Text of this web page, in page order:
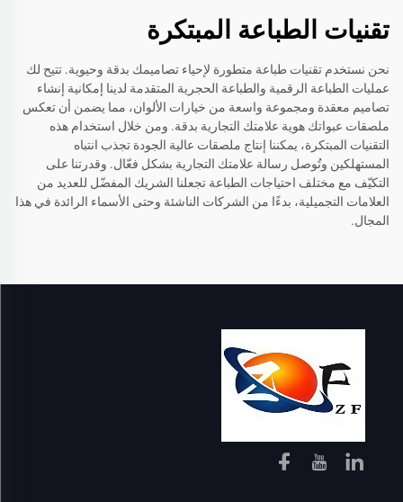
تقنيات الطباعة المبتكرة
نحن نستخدم تقنيات طباعة متطورة لإحياء تصاميمك بدقة وحيوية. تتيح لك
عمليات الطباعة الرقمية والطباعة الحجرية المتقدمة لدينا إمكانية إنشاء
تصاميم معقدة ومجموعة واسعة من خيارات الألوان، مما يضمن أن تعكس
ملصقات عبواتك هوية علامتك التجارية بدقة. ومن خلال استخدام هذه
التقنيات المبتكرة، يمكننا إنتاج ملصقات عالية الجودة تجذب انتباه
المستهلكين وتُوصل رسالة علامتك التجارية بشكل فعّال. وقدرتنا على
التكيّف مع مختلف احتياجات الطباعة تجعلنا الشريك المفضّل للعديد من
العلامات التجميلية، بدءًا من الشركات الناشئة وحتى الأسماء الرائدة في هذا
المجال.